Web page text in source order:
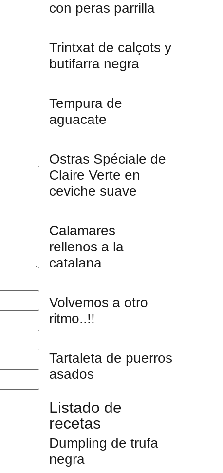
con peras parrilla
Trintxat de calçots y
butifarra negra
Tempura de
aguacate
Ostras Spéciale de
Claire Verte en
ceviche suave
Calamares
rellenos a la
catalana
Volvemos a otro
ritmo..!!
Tartaleta de puerros
asados
Listado de
recetas
Dumpling de trufa
negra